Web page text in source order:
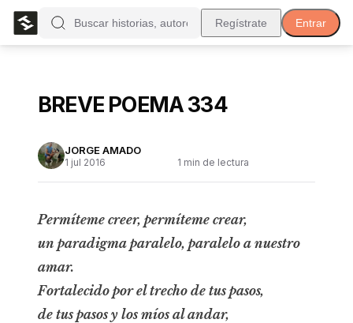
Regístrate Entrar
BREVE POEMA 334
JORGE AMADO
1 jul 2016 1 min de lectura
Permíteme creer, permíteme crear,
un paradigma paralelo, paralelo a nuestro
amar.
Fortalecido por el trecho de tus pasos,
de tus pasos y los míos al andar,